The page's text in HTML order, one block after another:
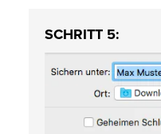
SCHRITT 5: